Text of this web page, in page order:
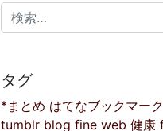
検索:
タグ
*まとめ はてなブックマーク
tumblr blog fine web 健康